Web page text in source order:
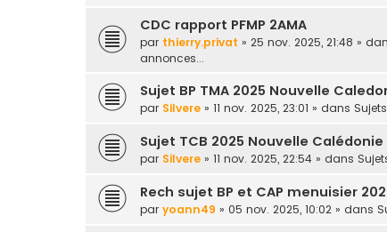
CDC rapport PFMP 2AMA
par thierry.privat » 25 nov. 2025, 21:48 »
annonces...
Sujet BP TMA 2025 Nouvelle
par Silvere » 11 nov. 2025, 23:01 » dans
Sujet TCB 2025 Nouvelle Calédonie
par Silvere » 11 nov. 2025, 22:54 » dans
Rech sujet BP et CAP menuisier
par yoann49 » 05 nov. 2025, 10:02 » dans